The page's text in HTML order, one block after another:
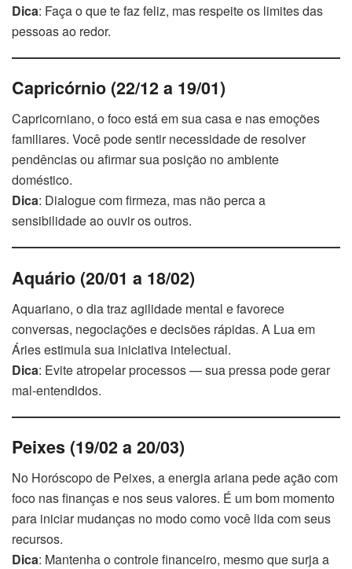
Dica: Faça o que te faz feliz, mas respeite os limites das
pessoas ao redor.
Capricórnio (22/12 a 19/01)
Capricorniano, o foco está em sua casa e nas emoções
familiares. Você pode sentir necessidade de resolver
pendências ou afirmar sua posição no ambiente
doméstico.
Dica: Dialogue com firmeza, mas não perca a
sensibilidade ao ouvir os outros.
Aquário (20/01 a 18/02)
Aquariano, o dia traz agilidade mental e favorece
conversas, negociações e decisões rápidas. A Lua em
Áries estimula sua iniciativa intelectual.
Dica: Evite atropelar processos — sua pressa pode gerar
mal-entendidos.
Peixes (19/02 a 20/03)
No Horóscopo de Peixes, a energia ariana pede ação com
foco nas finanças e nos seus valores. É um bom momento
para iniciar mudanças no modo como você lida com seus
recursos.
Dica: Mantenha o controle financeiro, mesmo que surja a